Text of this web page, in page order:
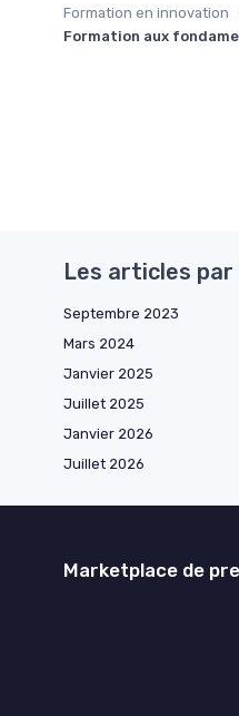
Formation en innovation
Formation aux
Les articles
Septembre 2023
Mars 2024
Janvier 2025
Juillet 2025
Janvier 2026
Juillet 2026
Marketplace de